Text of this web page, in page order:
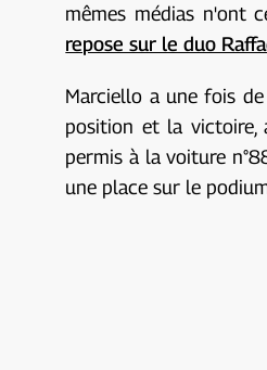
mêmes médias n'ont
repose sur le duo
Marciello a une fois
position et la victoire,
permis à la voiture
une place sur le